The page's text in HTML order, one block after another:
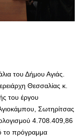
του Δήμου Αγιάς.
Θεσσαλίας κ.
του έργου
Σωτηρίτσας
4.708.409,86
το πρόγραμμα